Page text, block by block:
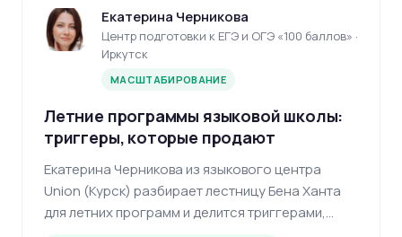
Екатерина Черникова
Центр подготовки к ЕГЭ и ОГЭ «100 баллов» ·
Иркутск
МАСШТАБИРОВАНИЕ
Летние программы языковой школы:
триггеры, которые продают
Екатерина Черникова из языкового центра
Union (Курск) разбирает лестницу Бена Ханта
для летних программ и делится триггерами,